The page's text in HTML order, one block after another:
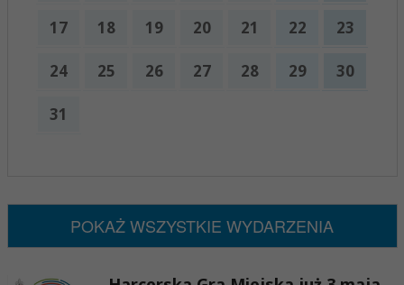
17 18 19 20 21 22 23
24 25 26 27 28 29 30
31
POKAŻ WSZYSTKIE WYDARZENIA